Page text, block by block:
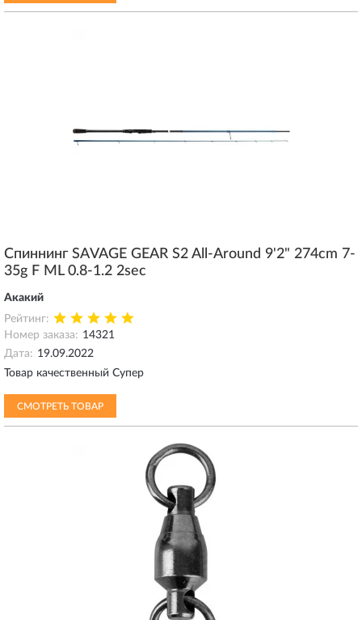
Спиннинг SAVAGE GEAR S2 All-Around 9'2" 274cm 7-
35g F ML 0.8-1.2 2sec
Акакий
Рейтинг:
Номер заказа: 14321
Дата: 19.09.2022
Товар качественный Супер
СМОТРЕТЬ ТОВАР